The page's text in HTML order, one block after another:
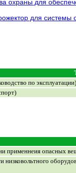
охраны для
для системы
по эксплуатации)
применнеия опасных
низковольтного